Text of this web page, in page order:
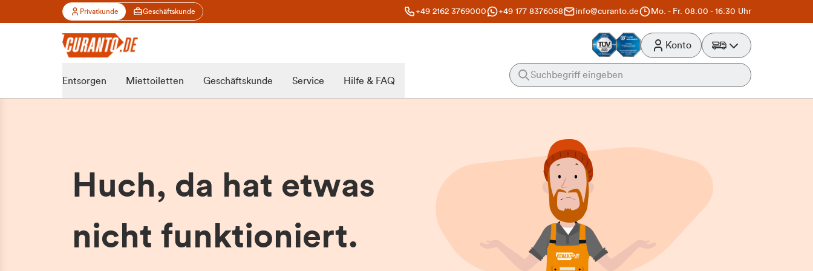
Privatkunde Geschäftskunde +49 2162 3769000 +49 177 8376058 info@curanto.de Mo. - Fr. 08.00 - 16:30 Uhr
Konto
Entsorgen Miettoiletten Geschäftskunde Service Hilfe & FAQ
Huch, da hat etwas
nicht funktioniert.